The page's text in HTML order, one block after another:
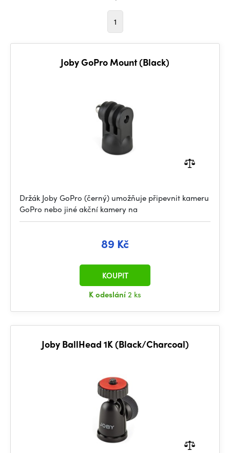
1
Joby GoPro Mount (Black)
Držák Joby GoPro (černý) umožňuje připevnit kameru
GoPro nebo jiné akční kamery na
89 Kč
K odeslání2 ks
KOUPIT
Joby BallHead 1K (Black/Charcoal)